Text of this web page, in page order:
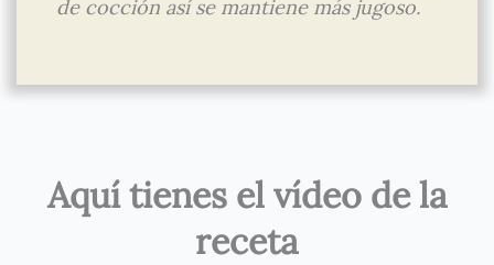
de cocción así se mantiene más jugoso.
Aquí tienes el vídeo de la
receta